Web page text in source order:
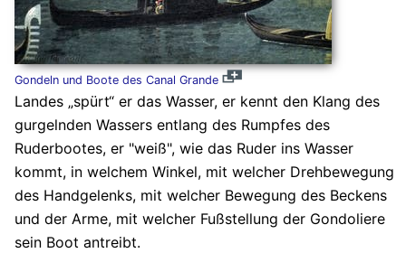
Gondeln und Boote des Canal Grande
Landes „spürt“ er das Wasser, er kennt den Klang des
gurgelnden Wassers entlang des Rumpfes des
Ruderbootes, er "weiß", wie das Ruder ins Wasser
kommt, in welchem Winkel, mit welcher Drehbewegung
des Handgelenks, mit welcher Bewegung des Beckens
und der Arme, mit welcher Fußstellung der Gondoliere
sein Boot antreibt.